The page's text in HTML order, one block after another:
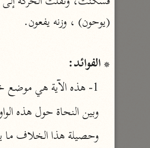
السمرقندي (٣٧٣ هـ)
نحو ٥ مجلدات
الثعلبي (٤٢٧ هـ)
نحو ٨ مجلدات
* الفوائد:
1- هذه الآية هي موضع خلاف لا ينتهي بين الفقهاء من جهة حكم التحليل والتحريم.
وبين النحاة حول هذه
وحصيلة هذا الخلاف ما